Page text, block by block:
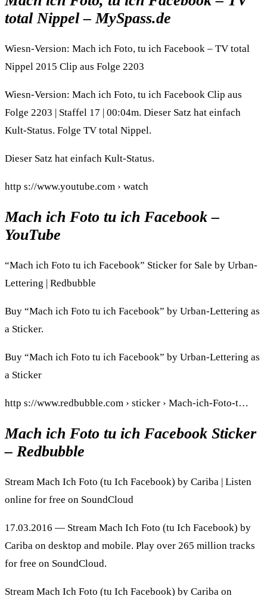
total Nippel – MySpass.de
Wiesn-Version: Mach ich Foto, tu ich Facebook – TV total
Nippel 2015 Clip aus Folge 2203
Wiesn-Version: Mach ich Foto, tu ich Facebook Clip aus
Folge 2203 | Staffel 17 | 00:04m. Dieser Satz hat einfach
Kult-Status. Folge TV total Nippel.
Dieser Satz hat einfach Kult-Status.
http s://www.youtube.com › watch
Mach ich Foto tu ich Facebook –
YouTube
“Mach ich Foto tu ich Facebook” Sticker for Sale by Urban-
Lettering | Redbubble
Buy “Mach ich Foto tu ich Facebook” by Urban-Lettering as
a Sticker.
Buy “Mach ich Foto tu ich Facebook” by Urban-Lettering as
a Sticker
http s://www.redbubble.com › sticker › Mach-ich-Foto-t…
Mach ich Foto tu ich Facebook Sticker
– Redbubble
Stream Mach Ich Foto (tu Ich Facebook) by Cariba | Listen
online for free on SoundCloud
17.03.2016 — Stream Mach Ich Foto (tu Ich Facebook) by
Cariba on desktop and mobile. Play over 265 million tracks
for free on SoundCloud.
Stream Mach Ich Foto (tu Ich Facebook) by Cariba on